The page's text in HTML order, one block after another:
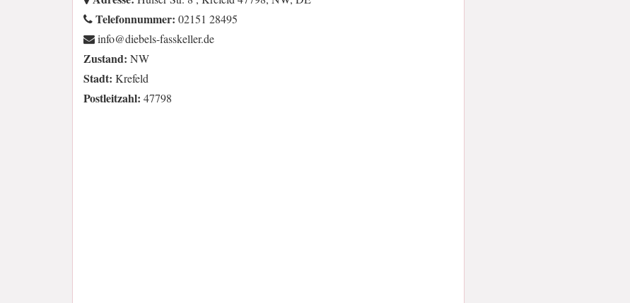
Telefonnummer: 02151 28495
ed.rellekssaf-slebeid@ofni
Zustand: NW
Stadt: Krefeld
Postleitzahl: 47798